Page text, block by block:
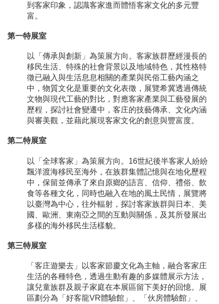
到客家印象，認識客家進而體悟客家文化的多元豐
富。
第一特展室
以「傳承與創新」為策展方向。客家族群歷經漫長的
移民生活、特殊的社會背景以及地域特色，其性格特
徵已融入與生活息息相關的產業與民俗工藝內涵之
中，物質文化是重要的文化表徵，展覽希冀透過傳統
文物與現代工藝的對比，對應客家產業與工藝發展的
歷程，探討社會變遷中，客庄的技藝傳承、文化內涵
與審美觀，並藉此展現客家文化的創意與豐富度。
第二特展室
以「全球客家」為策展方向。16世紀後半客家人紛紛
飄洋渡海移民至海外，在族群集體記憶與在地化歷程
中，保留並傳承了來自原鄉的語言、信仰、禮俗、飲
食等各種文化，同時也融入在地的風土民情，展覽將
以臺灣為中心，往外輻射，探討客家族群與日本、美
國、歐洲、東南亞之間的互動與關係，及其所發展出
多樣的海外移民生活樣貌。
第三特展室
「客庄遊樂去」以客家節慶文化為主軸，融合客家庄
生活的各種特色，透過生動有趣的多媒體展示方法，
讓兒童族群及親子家庭在本展區留下美好的回憶。展
區劃分為「好客龍VR體驗館」、「伙房體驗館」、